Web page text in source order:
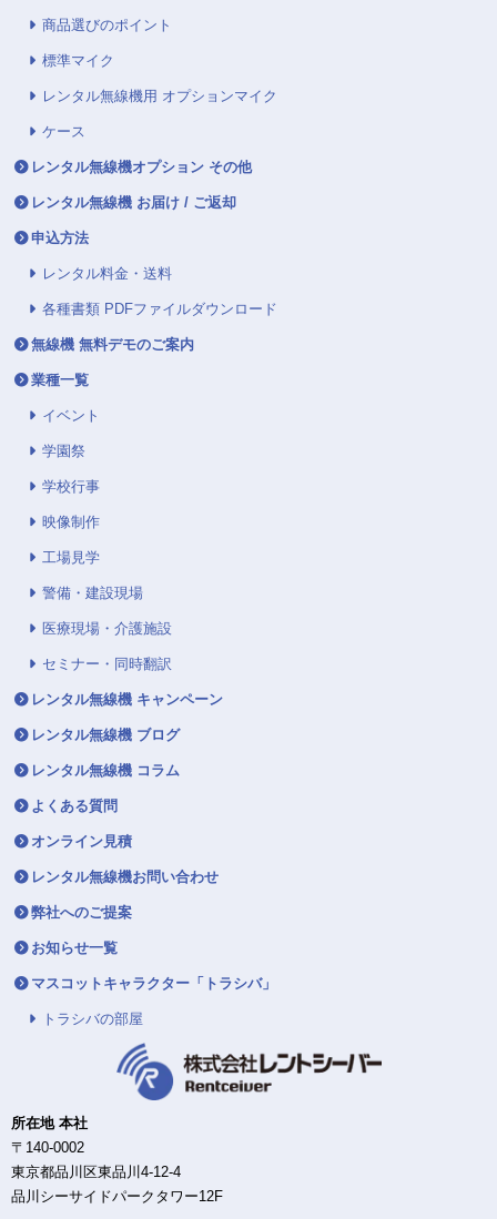
商品選びのポイント
標準マイク
レンタル無線機用 オプションマイク
ケース
レンタル無線機オプション その他
レンタル無線機 お届け / ご返却
申込方法
レンタル料金・送料
各種書類 PDFファイルダウンロード
無線機 無料デモのご案内
業種一覧
イベント
学園祭
学校行事
映像制作
工場見学
警備・建設現場
医療現場・介護施設
セミナー・同時翻訳
レンタル無線機 キャンペーン
レンタル無線機 ブログ
レンタル無線機 コラム
よくある質問
オンライン見積
レンタル無線機お問い合わせ
弊社へのご提案
お知らせ一覧
マスコットキャラクター「トラシバ」
トラシバの部屋
所在地 本社
〒140-0002
東京都品川区東品川4-12-4
品川シーサイドパークタワー12F